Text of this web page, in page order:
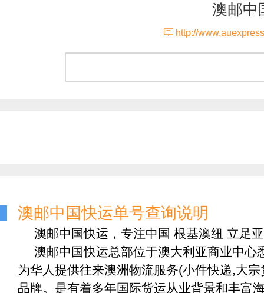
澳邮中
 http://
澳邮中国快运单号查询说明
澳邮中国快运，专注中国 根基澳纽 立足
澳邮中国快运总部位于澳大利亚商业中心
为华人提供往来澳洲物流服务(小件快递,大
品牌。是有着多年国际货运从业背景和丰富